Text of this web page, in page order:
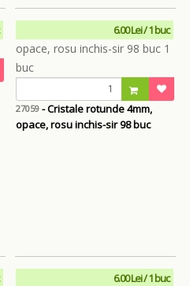
6.00 Lei / 1 buc
27059- Cristale rotunde 4mm,
opace, rosu inchis-sir 98 buc
6.00 Lei / 1 buc